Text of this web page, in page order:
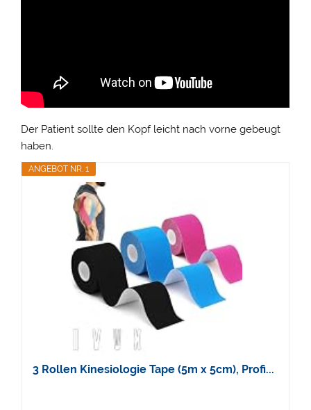
Der Patient sollte den Kopf leicht nach vorne gebeugt
haben.
ANGEBOT NR. 1
3 Rollen Kinesiologie Tape (5m x 5cm), Profi...